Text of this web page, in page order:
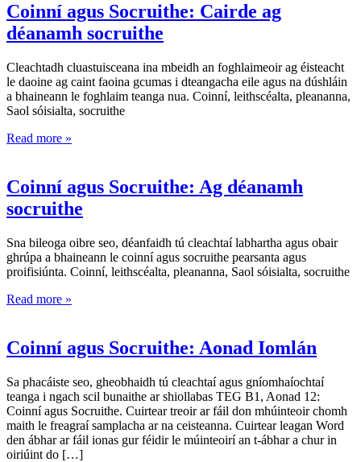
Coinní agus Socruithe: Cairde ag
déanamh socruithe
Cleachtadh cluastuisceana ina mbeidh an foghlaimeoir ag éisteacht
le daoine ag caint faoina gcumas i dteangacha eile agus na dúshláin
a bhaineann le foghlaim teanga nua. Coinní, leithscéalta, pleananna,
Saol sóisialta, socruithe
Read more »
Coinní agus Socruithe: Ag déanamh
socruithe
Sna bileoga oibre seo, déanfaidh tú cleachtaí labhartha agus obair
ghrúpa a bhaineann le coinní agus socruithe pearsanta agus
proifisiúnta. Coinní, leithscéalta, pleananna, Saol sóisialta, socruithe
Read more »
Coinní agus Socruithe: Aonad Iomlán
Sa phacáiste seo, gheobhaidh tú cleachtaí agus gníomhaíochtaí
teanga i ngach scil bunaithe ar shiollabas TEG B1, Aonad 12:
Coinní agus Socruithe. Cuirtear treoir ar fáil don mhúinteoir chomh
maith le freagraí samplacha ar na ceisteanna. Cuirtear leagan Word
den ábhar ar fáil ionas gur féidir le múinteoirí an t-ábhar a chur in
oiriúint do […]